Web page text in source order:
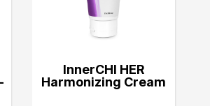
InnerCHI HER
Harmonizing Cream